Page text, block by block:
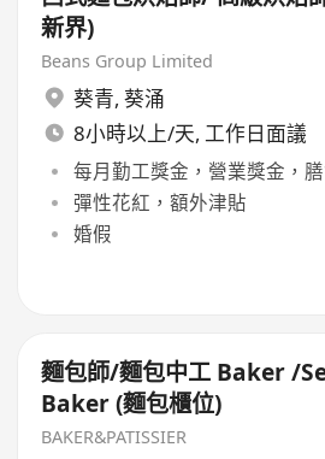
新界)
Beans Group Limited
葵青, 葵涌
8小時以上/天, 工作日面議
每月勤工獎金，營業獎金，
彈性花紅，額外津貼
婚假
麵包師/麵包中工 Baker /Senior
Baker (麵包櫃位)
BAKER&PATISSIER